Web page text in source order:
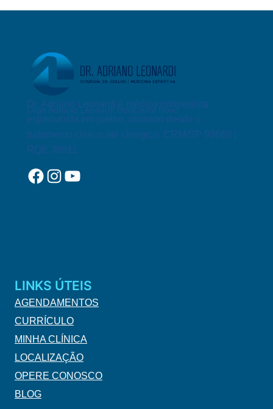
Logo Adriano Leonardi Horizontal Novo
Dr. Adriano Leonardi é médico ortopedista
especialista em joelho, atuando desde o
tratamento clínico até cirurgico. CRM/SP 99660 |
RQE 38911
Facebook
Instagram
YouTube
LINKS ÚTEIS
AGENDAMENTOS
CURRÍCULO
MINHA CLÍNICA
LOCALIZAÇÃO
OPERE CONOSCO
BLOG